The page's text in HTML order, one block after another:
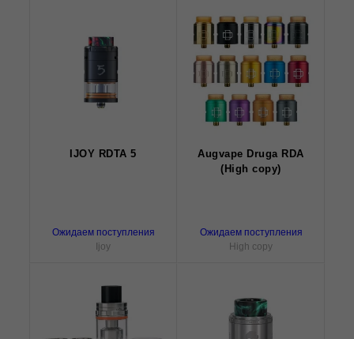
IJOY RDTA 5
Ожидаем поступления
Ijoy
Augvape Druga RDA
(High copy)
Ожидаем поступления
High copy